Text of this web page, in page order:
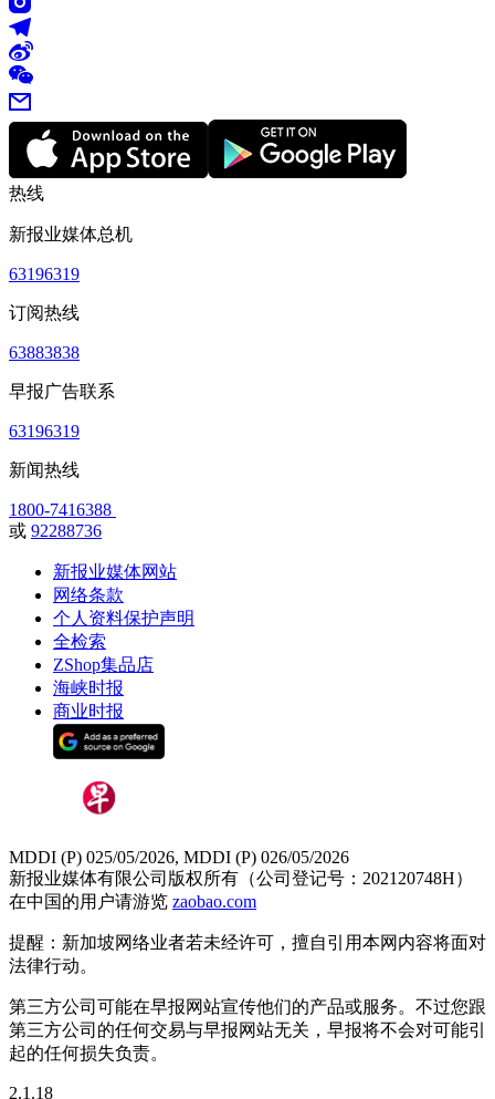
热线
新报业媒体总机
63196319
订阅热线
63883838
早报广告联系
63196319
新闻热线
1800-7416388
或 92288736
新报业媒体网站
网络条款
个人资料保护声明
全检索
ZShop集品店
海峡时报
商业时报
MDDI (P) 025/05/2026, MDDI (P) 026/05/2026
新报业媒体有限公司版权所有（公司登记号：202120748H）
在中国的用户请游览 zaobao.com
提醒：新加坡网络业者若未经许可，擅自引用本网内容将面对
法律行动。
第三方公司可能在早报网站宣传他们的产品或服务。不过您跟
第三方公司的任何交易与早报网站无关，早报将不会对可能引
起的任何损失负责。
2.1.18